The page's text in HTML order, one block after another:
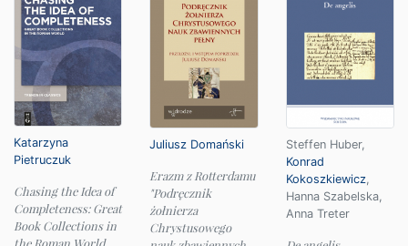
Katarzyna
Pietruczuk
Chasing the Idea of
Completeness: Great
Book Collections in
Juliusz Domański
Erazm z Rotterdamu
"Podręcznik
żołnierza
Chrystusowego
Steffen Huber,
Konrad
Kokoszkiewicz,
Hanna Szabelska,
Anna Treter